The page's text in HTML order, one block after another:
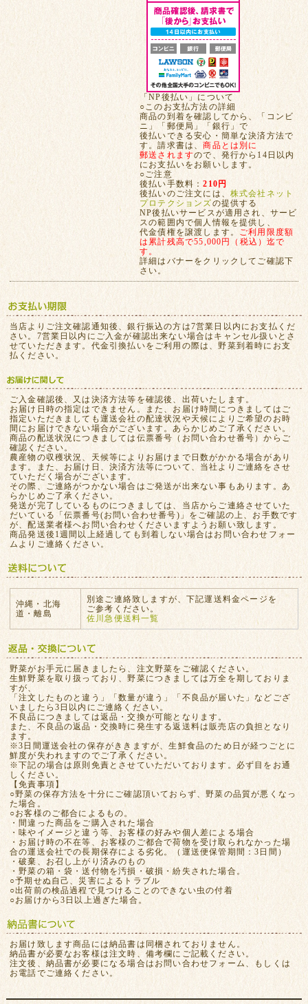
「NP後払い」について
○このお支払方法の詳細
商品の到着を確認してから、「コンビ
ニ」「郵便局」「銀行」で
後払いできる安心・簡単な決済方法で
す。請求書は、商品とは別に
郵送されますので、発行から14日以内
にお支払いをお願いします。
○ご注意
後払い手数料：210円
後払いのご注文には、 株式会社ネット
プロテクションズの提供する
NP後払いサービスが適用され、サービ
スの範囲内で個人情報を提供し、
代金債権を譲渡します。 ご利用限度額
は累計残高で55,000円（税込）迄で
す。
詳細はバナーをクリックしてご確認下
さい。
当店よりご注文確認通知後、銀行振込の方は7営業日以内にお支払くだ
さい。7営業日以内にご入金が確認出来ない場合はキャンセル扱いとさ
せていただきます。代金引換払いをご利用の際は、野菜到着時にお支
払ください。
ご入金確認後、又は決済方法等を確認後、出荷いたします。
お届け日時の指定はできません。また、お届け時間につきましてはご
指定いただきましても運送会社の配達状況や天候によりご希望のお時
間にお届けできない場合がございます。あらかじめご了承ください。
商品の配送状況につきましては伝票番号（お問い合わせ番号）からご
確認ください。
農産物の収穫状況、天候等によりお届けまで日数がかかる場合があり
ます。また、お届け日、決済方法等について、当社よりご連絡をさせ
ていただく場合がございます。
その際、ご連絡がつかない場合はご発送が出来ない事もあります。あ
らかじめご了承ください。
発送が完了しているものにつきましては、当店からご連絡させていた
だいている「伝票番号(お問い合わせ番号)」をご確認の上、お手数です
が、配送業者様へお問い合わせくださいますようお願い致します。
商品発送後1週間以上経過しても到着しない場合はお問い合わせフォー
ムよりご連絡ください。
沖縄・北海
道・離島
別途ご連絡致しますが、下記運送料金ページを
ご参考ください。
佐川急便送料一覧
野菜がお手元に届きましたら、注文野菜をご確認ください。
生鮮野菜を取り扱っており、野菜につきましては万全を期しておりま
すが、
「注文したものと違う」「数量が違う」「不良品が届いた」などござ
いましたら3日以内にご連絡ください。
不良品につきましては返品・交換が可能となります。
また、不良品の返品・交換時に発生する返送料は販売店の負担となり
ます。
※3日間運送会社の保存がききますが、生鮮食品のため日が経つごとに
鮮度が失われますのでご了承ください。
※下記の場合は原則免責とさせていただいております。必ず目をお通
しください。
【免責事項】
○野菜の保存方法を十分にご確認頂いておらず、野菜の品質が悪くなっ
た場合。
○お客様のご都合によるもの。
・間違った商品をご購入された場合
・味やイメージと違う等、お客様の好みや個人差による場合
・お届け時の不在等、お客様のご都合で荷物を受け取られなかった場
合の運送会社での長期保存による劣化。（運送便保管期間：3日間）
・破棄、お召し上がり済みのもの
・野菜の箱・袋・送付物を汚損・破損・紛失された場合。
○予期せぬ自己、災害によるトラブル
○出荷前の検品過程で見つけることのできない虫の付着
○お届けから3日以上過ぎた場合。
お届け致します商品には納品書は同梱されておりません。
納品書が必要なお客様は注文時、備考欄にご記載ください。
注文後、納品書が必要になる場合はお問い合わせフォーム、もしくは
お電話でご連絡ください。